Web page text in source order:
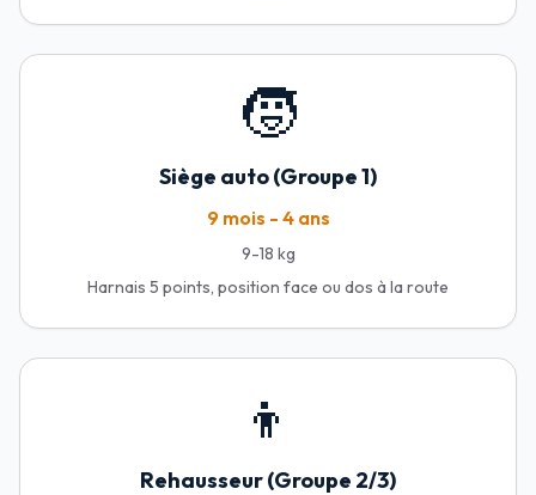
🧒
Siège auto (Groupe 1)
9 mois - 4 ans
9-18 kg
Harnais 5 points, position face ou dos à la route
👦
Rehausseur (Groupe 2/3)